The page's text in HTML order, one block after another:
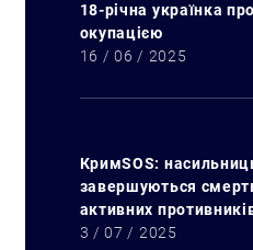
18-річна українка
окупацією
16 / 06 / 2025
КримSOS:
завершуються
активних
3 / 07 / 2025